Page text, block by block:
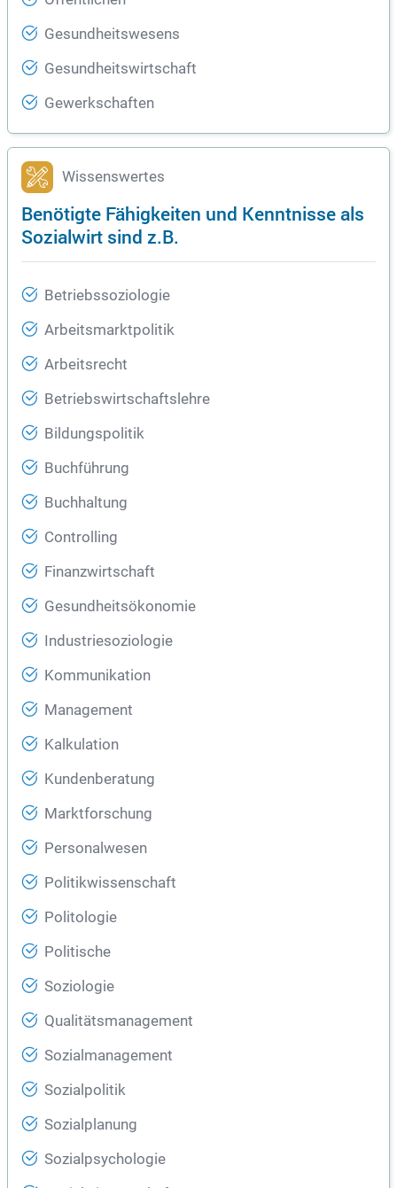
Gesundheitswesens
Gesundheitswirtschaft
Gewerkschaften
Wissenswertes
Benötigte Fähigkeiten und Kenntnisse als
Sozialwirt sind z.B.
Betriebssoziologie
Arbeitsmarktpolitik
Arbeitsrecht
Betriebswirtschaftslehre
Bildungspolitik
Buchführung
Buchhaltung
Controlling
Finanzwirtschaft
Gesundheitsökonomie
Industriesoziologie
Kommunikation
Management
Kalkulation
Kundenberatung
Marktforschung
Personalwesen
Politikwissenschaft
Politologie
Politische
Soziologie
Qualitätsmanagement
Sozialmanagement
Sozialpolitik
Sozialplanung
Sozialpsychologie